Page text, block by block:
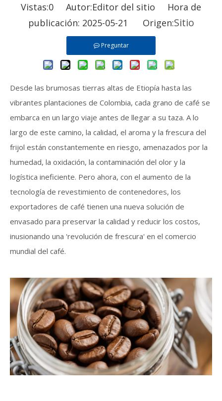
Vistas:0 Autor:Editor del sitio Hora de
publicación: 2025-05-21 Origen:Sitio
Preguntar
Desde las brumosas tierras altas de Etiopía hasta las
vibrantes plantaciones de Colombia, cada grano de café se
embarca en un largo viaje antes de llegar a su taza. A lo
largo de este camino, la calidad, el aroma y la frescura del
frijol están constantemente en riesgo, amenazados por la
humedad, la oxidación, la contaminación del olor y la
logística ineficiente. Pero ahora, con el aumento de la
tecnología de revestimiento de contenedores, los
exportadores de café tienen una nueva solución de
envasado para preservar la calidad y reducir los costos,
inusionando una 'revolución de frescura' en el comercio
mundial del café.